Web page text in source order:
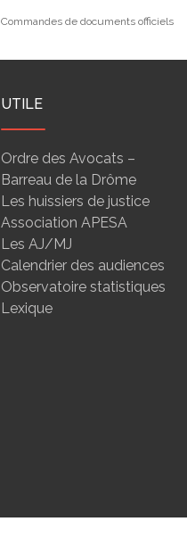
Commandes de documents officiels
UTILE
Ordre des Avocats –
Barreau de la Drôme
Les huissiers de justice
Association APESA
Les AJ/MJ
Calendrier des audiences
Observatoire statistiques
Lexique